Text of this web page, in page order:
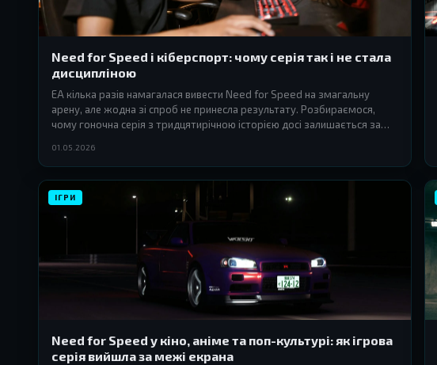
Need for Speed і кіберспорт: чому серія так і не стала
дисципліною
EA кілька разів намагалася вивести Need for Speed на змагальну
арену, але жодна зі спроб не принесла результату. Розбираємося,
чому гоночна серія з тридцятирічною історією досі залишається за
01.05.2026
ІГРИ
Need for Speed у кіно, аніме та поп-культурі: як ігрова
серія вийшла за межі екрана